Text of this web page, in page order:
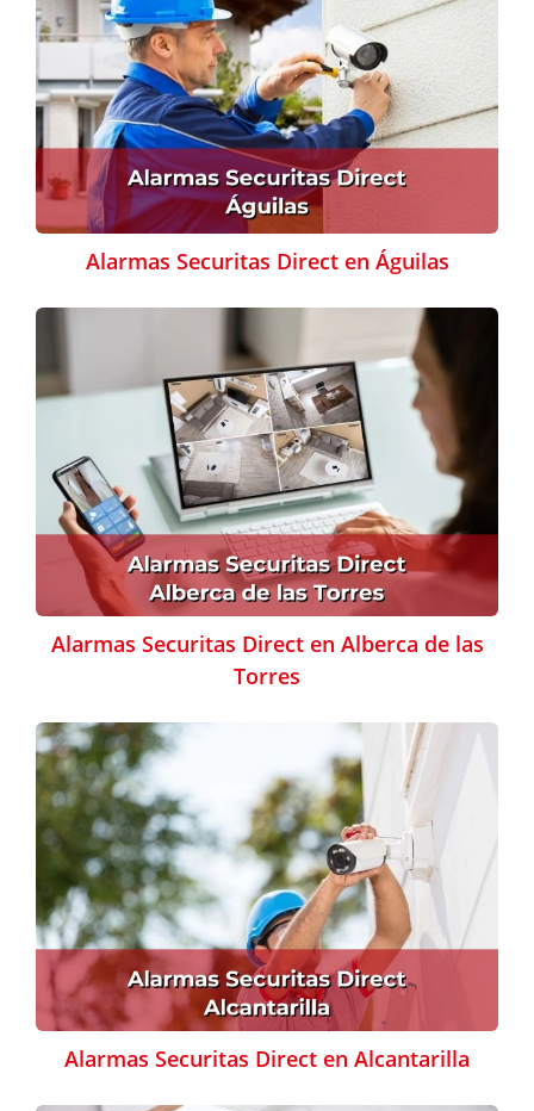
Alarmas Securitas Direct en Águilas
Alarmas Securitas Direct en Alberca de las
Torres
Alarmas Securitas Direct en Alcantarilla